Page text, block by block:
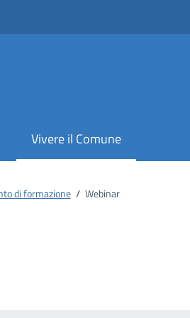
Vivere il Comune
di formazione / Webinar